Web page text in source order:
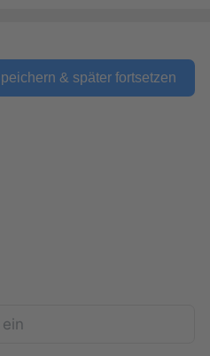
& später fortsetzen